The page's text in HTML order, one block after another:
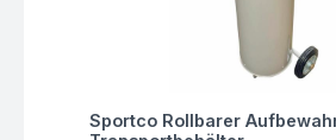
Fragen zum Artikel
Sportco Rollbarer